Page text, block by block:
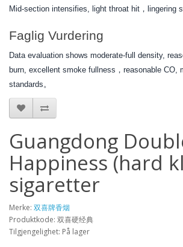
Mid-section intensifies, light throat hit，lingering
Faglig Vurdering
Data evaluation shows moderate-full density,
burn, excellent smoke fullness，reasonable CO,
standards。
Guangdong
Happiness (hard
sigaretter
Merke: 双喜牌香烟
Produktkode: 双喜硬经典
Tilgjengelighet: På lager